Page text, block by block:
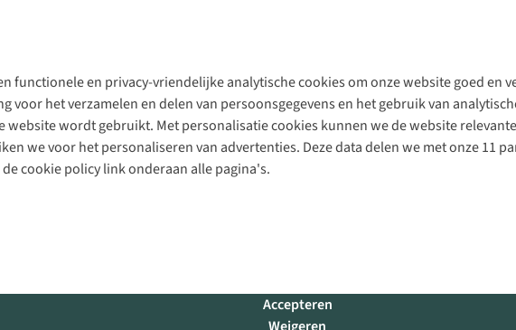
functionele en privacy-vriendelijke analytische cookies om onze website goed en
voor het verzamelen en delen van persoonsgegevens en het gebruik van
wordt gebruikt. Met personalisatie cookies kunnen we de website
we voor het personaliseren van advertenties. Deze data delen we met onze 11
cookie policy link onderaan alle pagina's.
Accepteren